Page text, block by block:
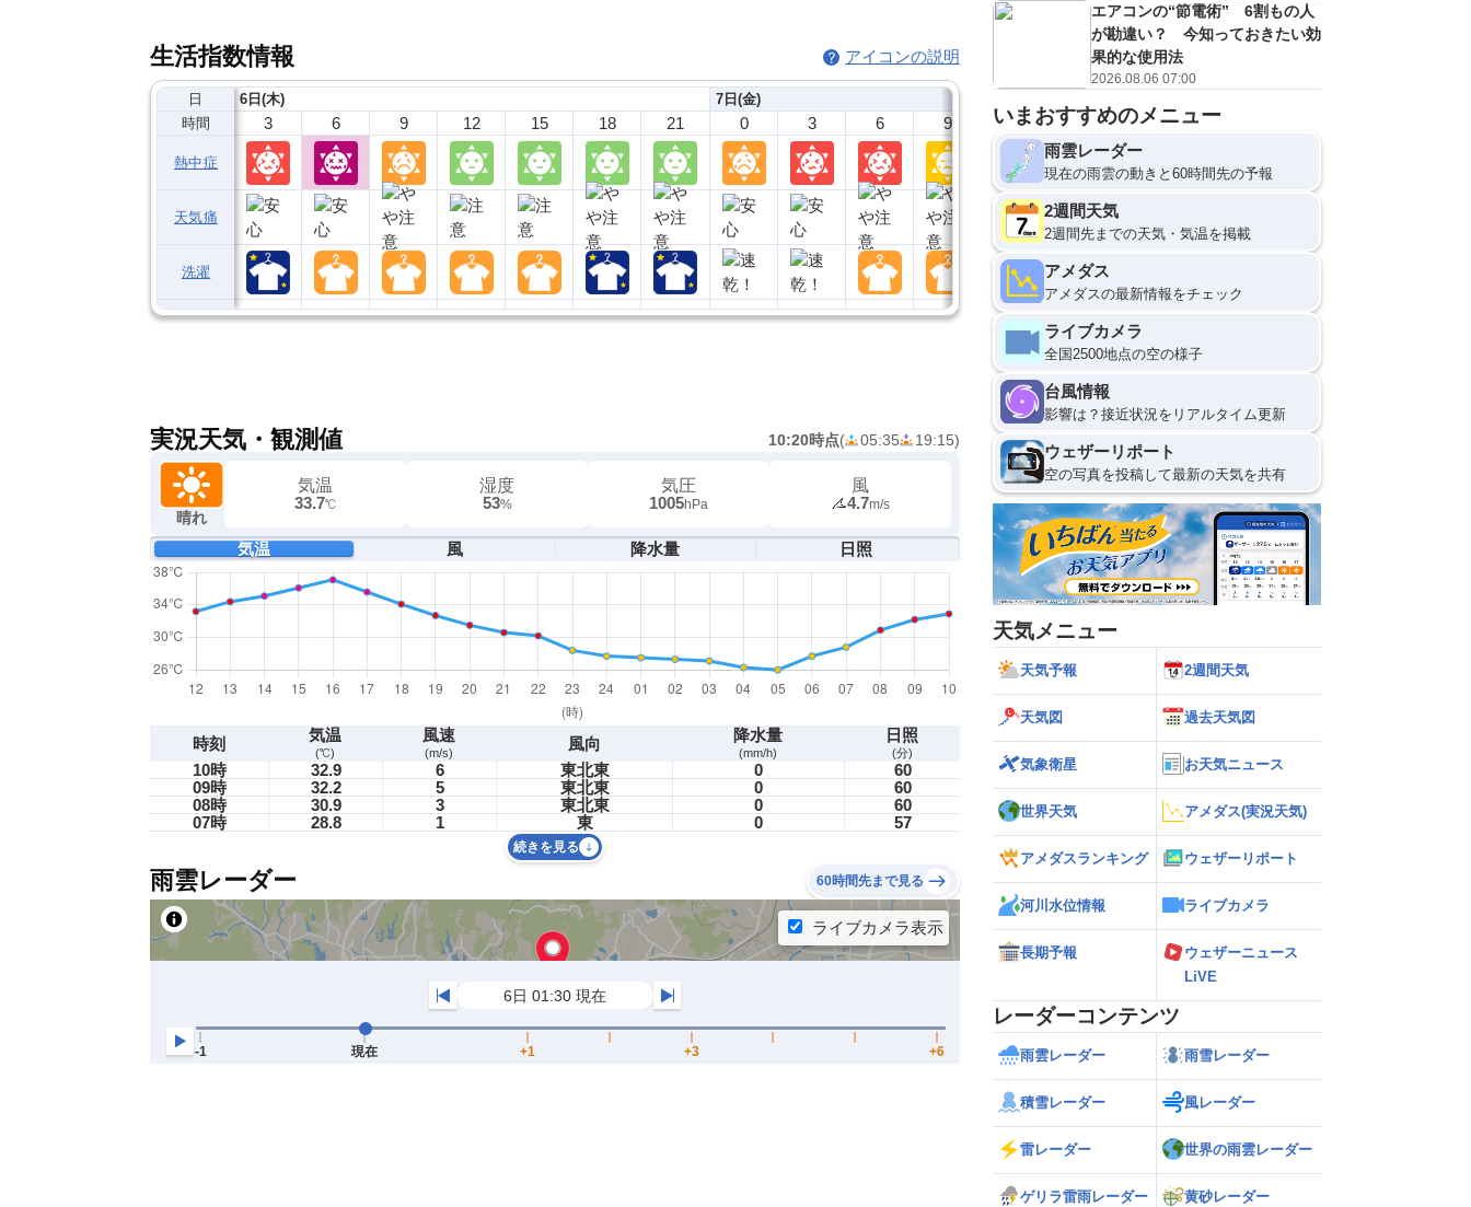
生活指数情報 アイコンの説明
日
時間
熱中症
天気痛
洗濯
6日(木)
3 6 9 12 15 18 21
7日(金)
0 3 6 9 12
実況天気・観測値 10:20時点( 05:35 19:15)
晴れ
気温
33.7℃
湿度
53%
気圧
1005hPa
風
4.7m/s
気温 風 降水量 日照
時刻 気温
(℃)
風速
(m/s) 風向 降水量
(mm/h)
日照
(分)
10時 32.9 6 東北東 0
60
09時
32.2 5 東北東 0
60
08時
30.9 3 東北東 0
60
07時
28.8 1 東 0 57
続きを見る
雨雲レーダー 60時間先まで見る
エアコンの“節電術” 6割もの人
が勘違い？ 今知っておきたい効
果的な使用法
2026.08.06 07:00
いまおすすめのメニュー
雨雲レーダー
現在の雨雲の動きと60時間先の予報
2週間天気
2週間先までの天気・気温を掲載
アメダス
アメダスの最新情報をチェック
ライブカメラ
全国2500地点の空の様子
台風情報
影響は？接近状況をリアルタイム更新
ウェザーリポート
空の写真を投稿して最新の天気を共有
天気メニュー
天気予報 2週間天気
天気図 過去天気図
気象衛星 お天気ニュース
世界天気 アメダス(実況天気)
アメダスランキング ウェザーリポート
河川水位情報 ライブカメラ
長期予報
ウェザーニュース
LiVE
レーダーコンテンツ
雨雲レーダー 雨雪レーダー
積雪レーダー 風レーダー
雷レーダー 世界の雨雲レーダー
ゲリラ雷雨レーダー 黄砂レーダー